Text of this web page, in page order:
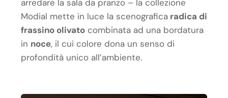
arredare la sala da pranzo – la collezione
Modial mette in luce la scenografica radica di
frassino olivato combinata ad una bordatura
in noce, il cui colore dona un senso di
profondità unico all’ambiente.